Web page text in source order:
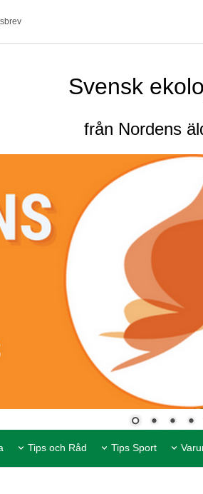
Svensk
från Nordens
Tips och Råd Tips Sport